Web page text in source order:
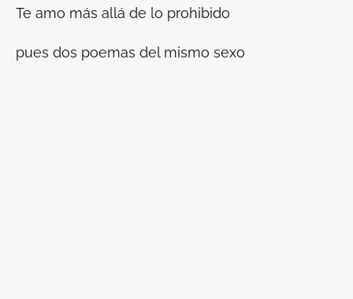
Te amo más allá de lo prohibido
pues dos poemas del mismo sexo